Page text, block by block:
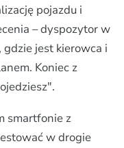
pojazdu i
– dyspozytor w
jest kierowca i
Koniec z
smartfonie z
w drogie